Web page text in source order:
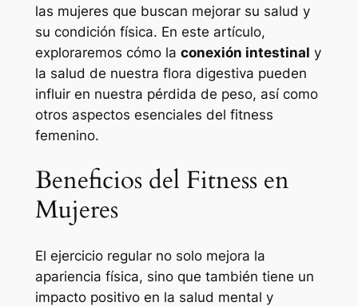
las mujeres que buscan mejorar su salud y
su condición física. En este artículo,
exploraremos cómo la conexión intestinal y
la salud de nuestra flora digestiva pueden
influir en nuestra pérdida de peso, así como
otros aspectos esenciales del fitness
femenino.
Beneficios del Fitness en
Mujeres
El ejercicio regular no solo mejora la
apariencia física, sino que también tiene un
impacto positivo en la salud mental y